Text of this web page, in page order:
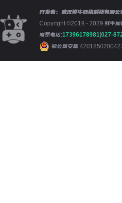
开发者：武汉鲜牛网络科技有限公
Copyright ©2019 - 2029 鲜牛加
联系电话:17396178981|027-
鄂公网安备